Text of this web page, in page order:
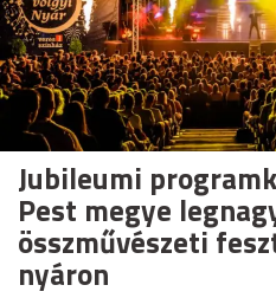
Jubileumi
Pest megye
összművészeti
nyáron